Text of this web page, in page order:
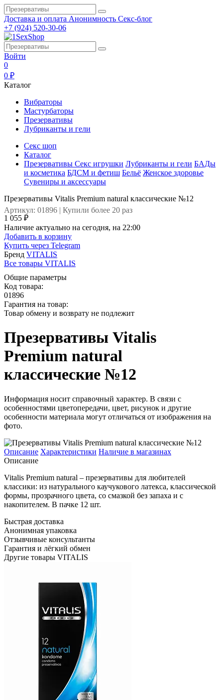
Доставка и оплата Анонимность Секс-блог
+7 (924) 520-30-06
Войти
0
0 ₽
Каталог
Вибраторы
Мастурбаторы
Презервативы
Лубриканты и гели
Секс шоп
Каталог
Презервативы Секс игрушки Лубриканты и гели БАДы
и косметика БДСМ и фетиш Бельё Женское здоровье
Сувениры и аксессуары
Презервативы Vitalis Premium natural классические №12
Артикул: 01896 | Купили более 20 раз
1 055 ₽
Наличие актуально на сегодня, на 22:00
Добавить в корзину
Купить через Telegram
Бренд VITALIS
Все товары VITALIS
Общие параметры
Код товара:
01896
Гарантия на товар:
Товар обмену и возврату не подлежит
Презервативы Vitalis
Premium natural
классические №12
Информация носит справочный характер. В связи с
особенностями цветопередачи, цвет, рисунок и другие
особенности материала могут отличаться от изображения на
фото.
Описание Характеристики Наличие в магазинах
Описание
Vitalis Premium natural – презервативы для любителей
классики: из натурального каучукового латекса, классической
формы, прозрачного цвета, со смазкой без запаха и с
накопителем. В пачке 12 шт.
Быстрая доставка
Анонимная упаковка
Отзывчивые консультанты
Гарантия и лёгкий обмен
Другие товары VITALIS